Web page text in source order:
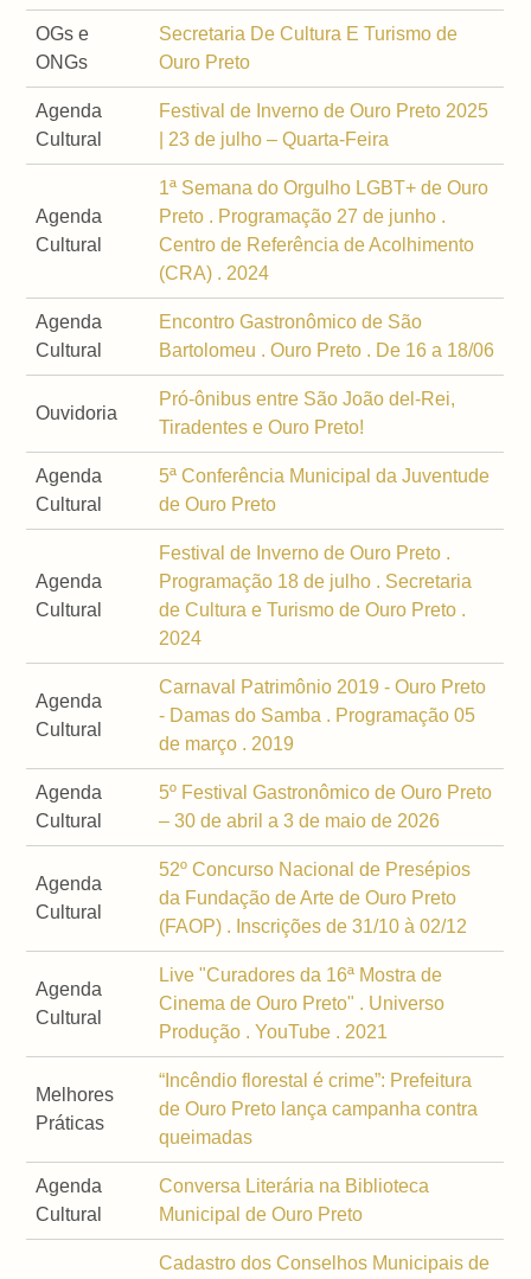
OGs e
ONGs
Secretaria De Cultura E Turismo de
Ouro Preto
Agenda
Cultural
Festival de Inverno de Ouro Preto 2025
| 23 de julho – Quarta-Feira
Agenda
Cultural
1ª Semana do Orgulho LGBT+ de Ouro
Preto . Programação 27 de junho .
Centro de Referência de Acolhimento
(CRA) . 2024
Agenda
Cultural
Encontro Gastronômico de São
Bartolomeu . Ouro Preto . De 16 a 18/06
Ouvidoria
Pró-ônibus entre São João del-Rei,
Tiradentes e Ouro Preto!
Agenda
Cultural
5ª Conferência Municipal da Juventude
de Ouro Preto
Agenda
Cultural
Festival de Inverno de Ouro Preto .
Programação 18 de julho . Secretaria
de Cultura e Turismo de Ouro Preto .
2024
Agenda
Cultural
Carnaval Patrimônio 2019 - Ouro Preto
- Damas do Samba . Programação 05
de março . 2019
Agenda
Cultural
5º Festival Gastronômico de Ouro Preto
– 30 de abril a 3 de maio de 2026
Agenda
Cultural
52º Concurso Nacional de Presépios
da Fundação de Arte de Ouro Preto
(FAOP) . Inscrições de 31/10 à 02/12
Agenda
Cultural
Live "Curadores da 16ª Mostra de
Cinema de Ouro Preto" . Universo
Produção . YouTube . 2021
Melhores
Práticas
“Incêndio florestal é crime”: Prefeitura
de Ouro Preto lança campanha contra
queimadas
Agenda
Cultural
Conversa Literária na Biblioteca
Municipal de Ouro Preto
Cadastro dos Conselhos Municipais de